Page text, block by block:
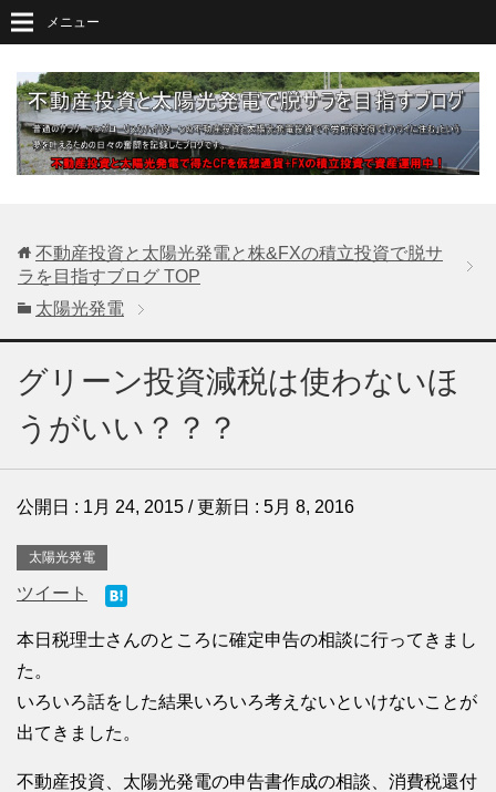
メニュー
不動産投資と太陽光発電と株&FXの積立投資で脱サ
ラを目指すブログ TOP
太陽光発電
グリーン投資減税は使わないほ
うがいい？？？
公開日 : 1月 24, 2015 / 更新日 : 5月 8, 2016
太陽光発電
ツイート
本日税理士さんのところに確定申告の相談に行ってきまし
た。
いろいろ話をした結果いろいろ考えないといけないことが
出てきました。
不動産投資、太陽光発電の申告書作成の相談、消費税還付